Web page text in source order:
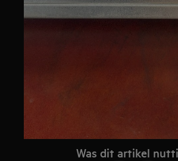
Was dit artikel